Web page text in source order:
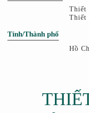
Thiết
Thiết
Tỉnh/Thành phố
Hồ